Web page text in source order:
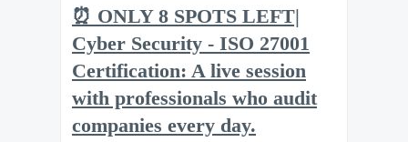
⏰ ONLY 8 SPOTS LEFT|
Cyber Security - ISO 27001
Certification: A live session
with professionals who audit
companies every day.